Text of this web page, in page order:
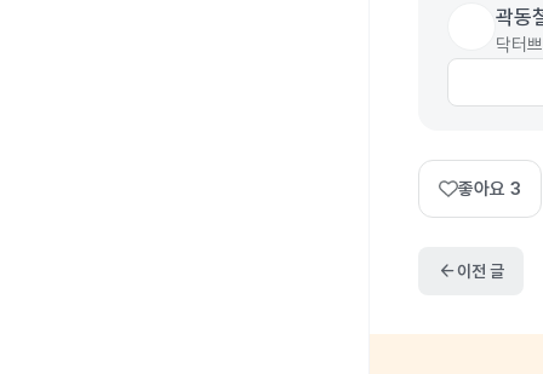
곽동
닥터
좋아요 3
arrow_back이전 글